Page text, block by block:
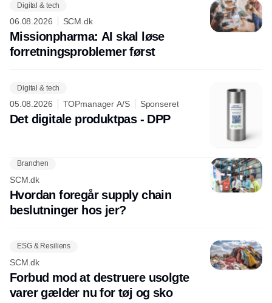
Digital & tech
06.08.2026 SCM.dk
Missionpharma: AI skal løse
forretningsproblemer først
Digital & tech
05.08.2026 TOPmanager A/S Sponseret
Det digitale produktpas - DPP
Branchen
SCM.dk
Hvordan foregår supply chain
beslutninger hos jer?
ESG & Resiliens
SCM.dk
Forbud mod at destruere usolgte
varer gælder nu for tøj og sko